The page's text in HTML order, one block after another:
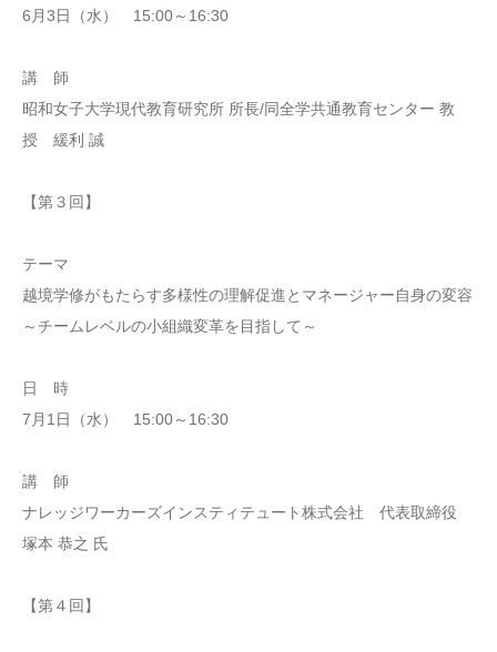
6月3日（水） 15:00～16:30
講 師
昭和女子大学現代教育研究所 所長/同全学共通教育センター 教
授 緩利 誠
【第３回】
テーマ
越境学修がもたらす多様性の理解促進とマネージャー自身の変容
～チームレベルの小組織変革を目指して～
日 時
7月1日（水） 15:00～16:30
講 師
ナレッジワーカーズインスティテュート株式会社 代表取締役
塚本 恭之 氏
【第４回】